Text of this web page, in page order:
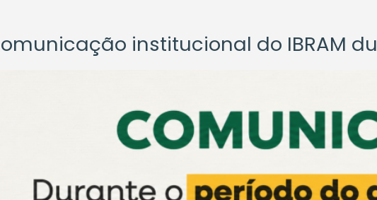
institucional do IBRAM